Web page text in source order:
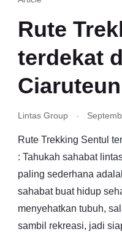
Rute
terdekat
Lintas Group
Rute Trekking Sentul
: Tahukah sahabat
paling sederhana
sahabat buat hidup
menyehatkan tubuh,
sambil rekreasi, jadi